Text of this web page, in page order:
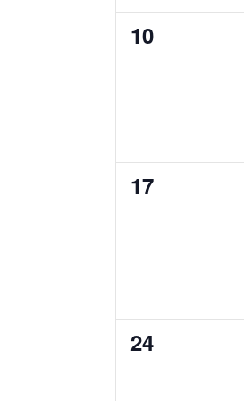
0
10
0
17
0
24